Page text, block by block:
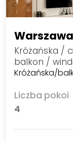
Króżańska /
balkon /
Króżańska/
Liczba pokoi
4